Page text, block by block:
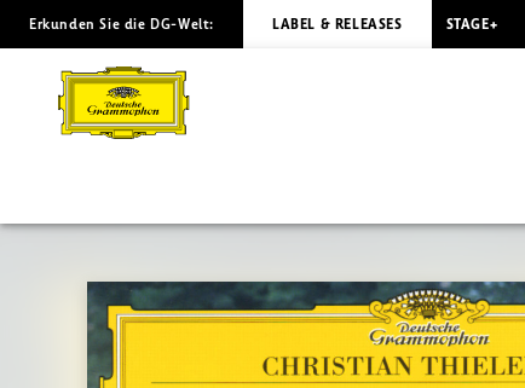
SCHUMANN
Symphonies
1
Erkunden Sie die DG-Welt: LABEL & RELEASES STAGE+